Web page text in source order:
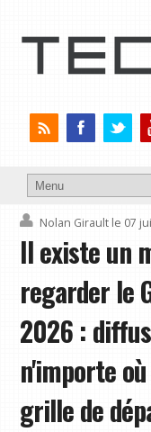
Nolan Girault le 07
Il existe un
regarder le
2026 :
n'importe
grille de